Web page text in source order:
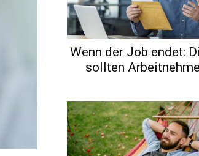
Wenn der Job endet:
sollten